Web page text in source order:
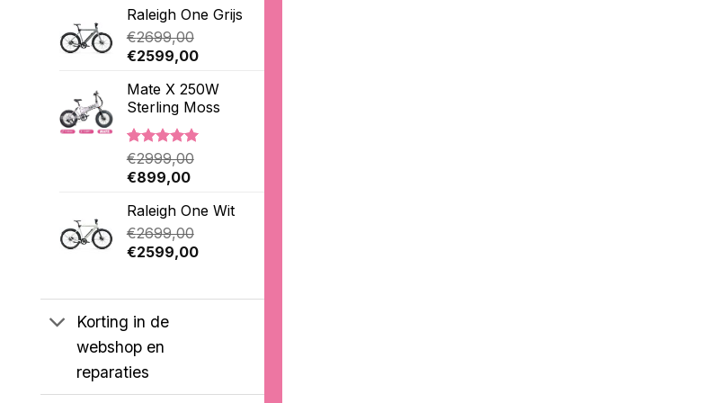
Raleigh One Grijs
€2699,00
Oorspronkelijke
was:
€2699,00.
€2599,00Huidige
is:
€2599,00.
Mate X 250W
Sterling Moss
Gewaardeerd
5.00op 5
gebaseerd
3
klantbeoordelingen
€2999,00
Oorspronkelijke
was:
€2999,00.
€899,00Huidige
is:
€899,00.
Raleigh One Wit
€2699,00
Oorspronkelijke
€2599,00Huidige
Korting in de
webshop en
reparaties